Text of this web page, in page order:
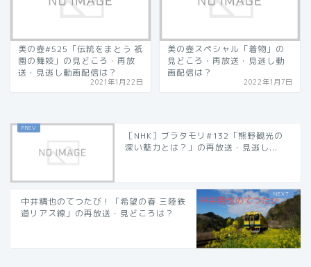
美の壺#525「伝統をまとう 祇
園の舞妓」の見どころ・再放
送・見逃し動画配信は？
2021年1月22日
美の壺スペシャル「着物」の
見どころ・再放送・見逃し動
画配信は？
2022年1月7日
［NHK］ブラタモリ#132「熊野観光の
深い魅力とは？」の再放送・見逃し...
中井精也のてつたび！「希望の春 三陸鉄
道リアス線」の再放送・見どころは？